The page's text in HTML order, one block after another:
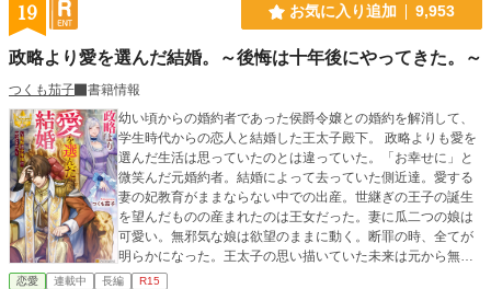
19 お気に入り追加 9,953
政略より愛を選んだ結婚。～後悔は十年後にやってきた。～
つくも茄子
書籍情報
幼い頃からの婚約者であった侯爵令嬢との婚約を解消して、
学生時代からの恋人と結婚した王太子殿下。 政略よりも愛を
選んだ生活は思っていたのとは違っていた。「お幸せに」と
微笑んだ元婚約者。結婚によって去っていた側近達。愛する
妻の妃教育がままならない中での出産。世継ぎの王子の誕生
を望んだものの産まれたのは王女だった。妻に瓜二つの娘は
可愛い。無邪気な娘は欲望のままに動く。断罪の時、全てが
明らかになった。王太子の思い描いていた未来は元から無か
ったものだった。後悔は続く。どこから間違っていたのか。
恋愛 連載中 長編 R15